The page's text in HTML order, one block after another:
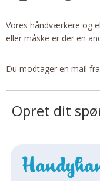
Montage Og Nybyg
Reparation Og
Om Materialer
Om Værktøj
Udskiftning Og
Om Materialer
Vores håndværkere og
eller måske er der en
Du modtager en mail
Opret dit